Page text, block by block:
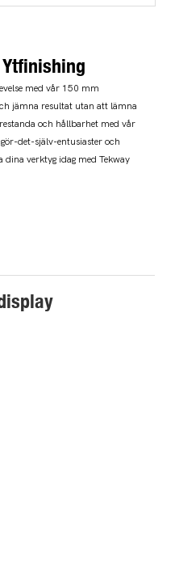
med vår 150 mm
jämna resultat utan att lämna
och hållbarhet med vår
det-själv-entusiaster och
dina verktyg idag med Tekway